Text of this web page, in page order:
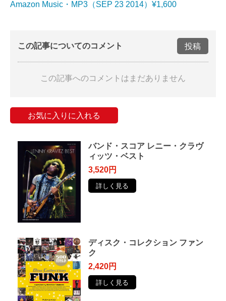
Amazon Music・MP3（SEP 23 2014）¥1,600
この記事についてのコメント 投稿
この記事へのコメントはまだありません
お気に入りに入れる
バンド・スコア レニー・クラヴ
ィッツ・ベスト
3,520円
詳しく見る
ディスク・コレクション ファン
ク
2,420円
詳しく見る